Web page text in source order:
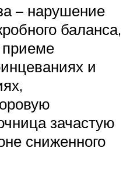
– нарушение
баланса,
и
зачастую
сниженного